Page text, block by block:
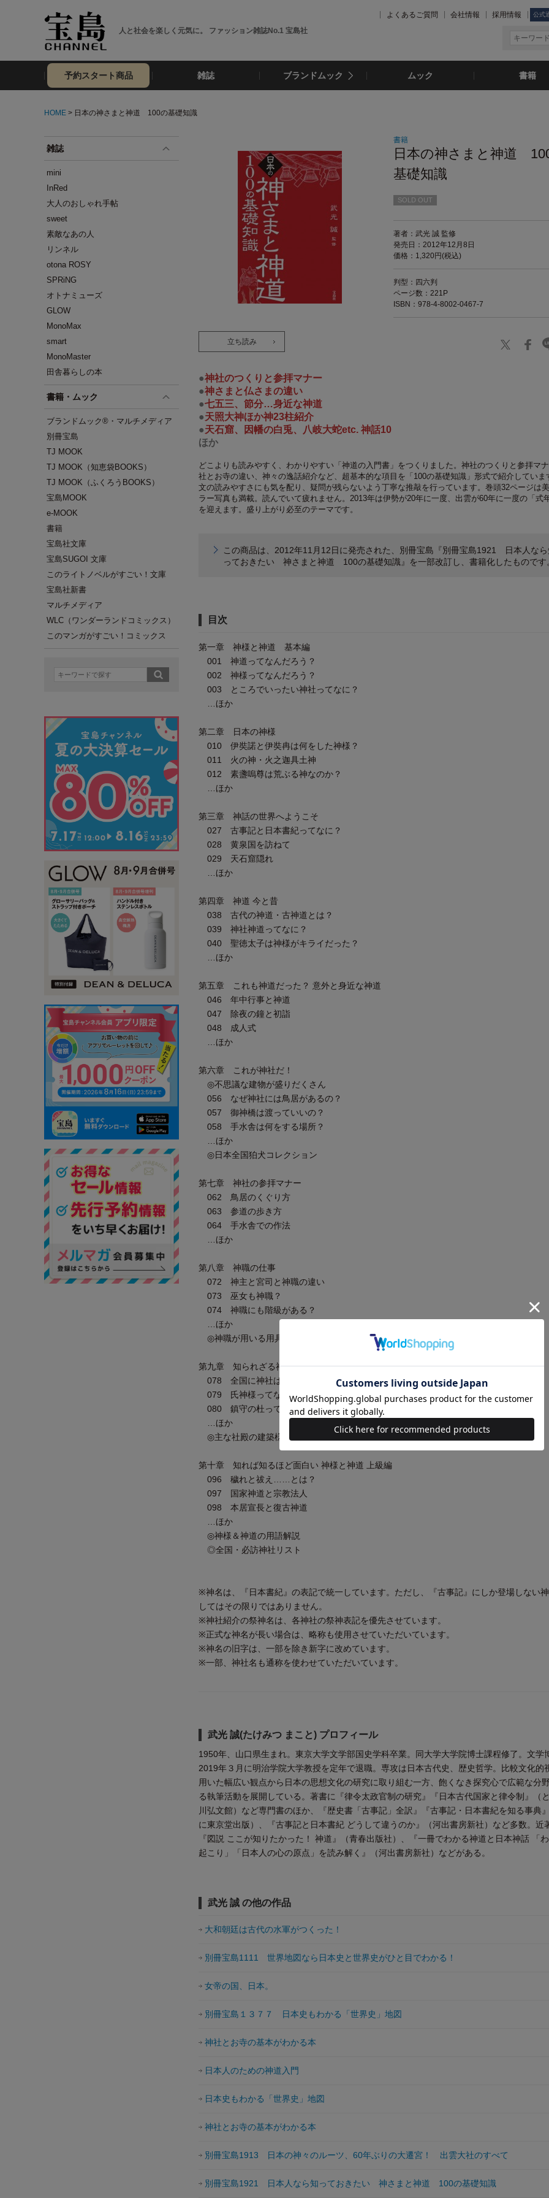
人と社会を楽しく元気に。 ファッション雑誌No.1 宝島社
よくあるご質問 会社情報 採用情報 公式
予約スタート商品 雑誌 ブランドムック ムック 書籍
HOME > 日本の神さまと神道 100の基礎知識
雑誌
mini
InRed
大人のおしゃれ手帖
sweet
素敵なあの人
リンネル
otona ROSY
SPRiNG
オトナミューズ
GLOW
MonoMax
smart
MonoMaster
田舎暮らしの本
書籍・ムック
ブランドムック®・マルチメディア
別冊宝島
TJ MOOK
TJ MOOK（知恵袋BOOKS）
TJ MOOK（ふくろうBOOKS）
宝島MOOK
e-MOOK
書籍
宝島社文庫
宝島SUGOI 文庫
このライトノベルがすごい！文庫
宝島社新書
マルチメディア
WLC（ワンダーランドコミックス）
このマンガがすごい！コミックス
立ち読み
書籍
日本の神さまと神道
基礎知識
SOLD OUT
著者：武光 誠 監修
発売日：2012年12月8日
価格：1,320円(税込)
判型：四六判
ページ数：221P
ISBN：978-4-8002-0467-7
●神社のつくりと参拝マナー
●神さまと仏さまの違い
●七五三、節分…身近な神道
●天照大神ほか神23柱紹介
●天石窟、因幡の白兎、八岐大蛇etc. 神話10
ほか
どこよりも読みやすく、わかりやすい「神道の入門書」をつくりました。神社のつくりと参拝マ
社とお寺の違い、神々の逸話紹介など、超基本的な項目を「100の基礎知識」形式で紹介していま
文の読みやすさにも気を配り、疑問が残らないよう丁寧な推敲を行っています。巻頭32ページは
ラー写真も満載。読んでいて疲れません。2013年は伊勢が20年に一度、出雲が60年に一度の「式
を迎えます。盛り上がり必至のテーマです。
この商品は、2012年11月12日に発売された、別冊宝島『別冊宝島1921 日本人な
っておきたい 神さまと神道 100の基礎知識』を一部改訂し、書籍化したものです
目次
第一章 神様と神道 基本編
001 神道ってなんだろう？
002 神様ってなんだろう？
003 ところでいったい神社ってなに？
…ほか
第二章 日本の神様
010 伊奘諾と伊奘冉は何をした神様？
011 火の神・火之迦具土神
012 素盞嗚尊は荒ぶる神なのか？
…ほか
第三章 神話の世界へようこそ
027 古事記と日本書紀ってなに？
028 黄泉国を訪ねて
029 天石窟隠れ
…ほか
第四章 神道 今と昔
038 古代の神道・古神道とは？
039 神社神道ってなに？
040 聖徳太子は神様がキライだった？
…ほか
第五章 これも神道だった？ 意外と身近な神道
046 年中行事と神道
047 除夜の鐘と初詣
048 成人式
…ほか
第六章 これが神社だ！
◎不思議な建物が盛りだくさん
056 なぜ神社には鳥居があるの？
057 御神橋は渡っていいの？
058 手水舎は何をする場所？
…ほか
◎日本全国狛犬コレクション
第七章 神社の参拝マナー
062 鳥居のくぐり方
063 参道の歩き方
064 手水舎での作法
…ほか
第八章 神職の仕事
072 神主と宮司と神職の違い
073 巫女も神職？
074 神職にも階級がある？
…ほか
◎神職が用いる用具解説
第九章 知られざる神社の秘密
078 全国に神社は何社あるの？
079 氏神様ってなに？
080 鎮守の杜って？
…ほか
◎主な社殿の建築様式
第十章 知れば知るほど面白い 神様と神道 上級編
096 穢れと祓え……とは？
097 国家神道と宗教法人
098 本居宣長と復古神道
…ほか
◎神様＆神道の用語解説
◎全国・必訪神社リスト
※神名は、『日本書紀』の表記で統一しています。ただし、『古事記』にしか登場しない
してはその限りではありません。
※神社紹介の祭神名は、各神社の祭神表記を優先させています。
※正式な神名が長い場合は、略称も使用させていただいています。
※神名の旧字は、一部を除き新字に改めています。
※一部、神社名も通称を使わせていただいています。
武光 誠(たけみつ まこと) プロフィール
1950年、山口県生まれ。東京大学文学部国史学科卒業。同大学大学院博士課程修了。文学
2019年３月に明治学院大学教授を定年で退職。専攻は日本古代史、歴史哲学。比較文化的
用いた幅広い観点から日本の思想文化の研究に取り組む一方、飽くなき探究心で広範な分
る執筆活動を展開している。著書に『律令太政官制の研究』『日本古代国家と律令制』（
川弘文館）など専門書のほか、『歴史書「古事記」全訳』『古事記・日本書紀を知る事典
に東京堂出版）、『古事記と日本書紀 どうして違うのか』（河出書房新社）など多数。近
『図説 ここが知りたかった！ 神道』（青春出版社）、『一冊でわかる神道と日本神話 「
起こり」「日本人の心の原点」を読み解く』（河出書房新社）などがある。
武光 誠 の他の作品
大和朝廷は古代の水軍がつくった！
別冊宝島1111 世界地図なら日本史と世界史がひと目でわかる！
女帝の国、日本。
別冊宝島１３７７ 日本史もわかる「世界史」地図
神社とお寺の基本がわかる本
日本人のための神道入門
日本史もわかる「世界史」地図
神社とお寺の基本がわかる本
別冊宝島1913 日本の神々のルーツ、60年ぶりの大遷宮！ 出雲大社のすべて
別冊宝島1921 日本人なら知っておきたい 神さまと神道 100の基礎知識